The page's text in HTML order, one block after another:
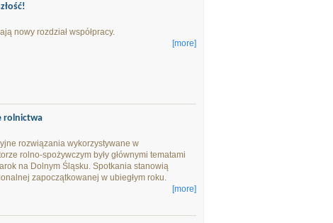
nowy rozdział współpracy.
[more]
rolnictwa
rozwiązania wykorzystywane w
rolno-spożywczym były głównymi tematami
na Dolnym Śląsku. Spotkania stanowią
zapoczątkowanej w ubiegłym roku.
[more]